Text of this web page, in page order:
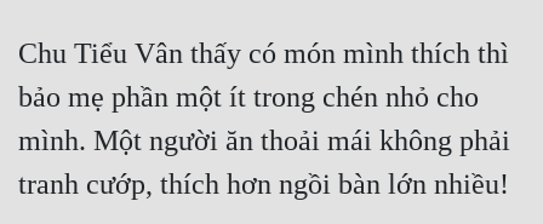
Trinh Thám
Chu Tiểu Vân thấy có món mình thích thì
bảo mẹ phần một ít trong chén nhỏ cho
mình. Một người ăn thoải mái không phải
tranh cướp, thích hơn ngồi bàn lớn nhiều!